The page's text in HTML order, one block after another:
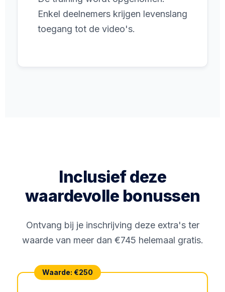
Enkel deelnemers krijgen levenslang
toegang tot de video's.
Inclusief deze
waardevolle bonussen
Ontvang bij je inschrijving deze extra's ter
waarde van meer dan €745 helemaal gratis.
Waarde: €250